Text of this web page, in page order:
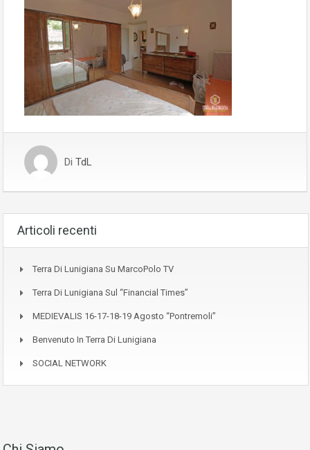
Di TdL
Articoli recenti
Terra Di Lunigiana Su MarcoPolo TV
Terra Di Lunigiana Sul “Financial Times”
MEDIEVALIS 16-17-18-19 Agosto “Pontremoli”
Benvenuto In Terra Di Lunigiana
SOCIAL NETWORK